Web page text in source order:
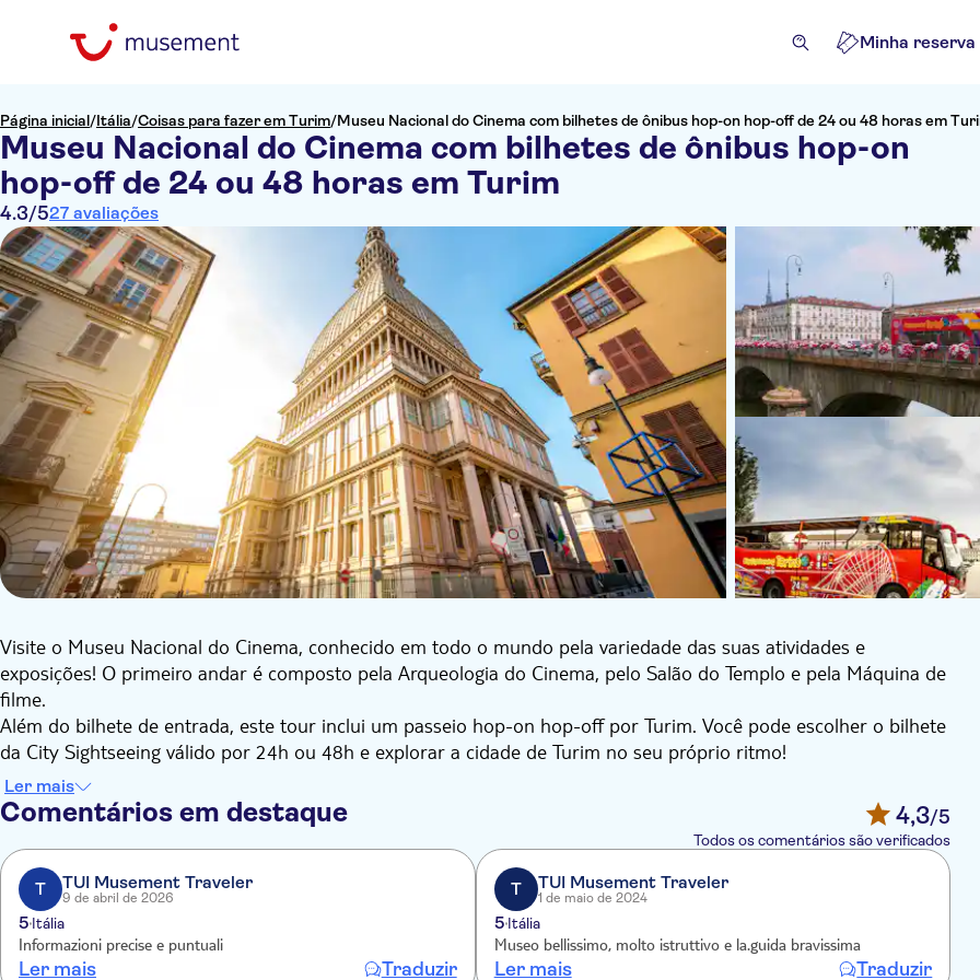
Minha reserva
Página inicial/Itália/Coisas para fazer em Turim/Museu Nacional do Cinema com bilhetes de ônibus hop-on hop-off de 24 ou 48 horas em
Museu Nacional do Cinema com bilhetes de ônibus hop-on
hop-off de 24 ou 48 horas em Turim
4.3/527 avaliações
Visite o Museu Nacional do Cinema, conhecido em todo o mundo pela variedade das suas atividades e
exposições! O primeiro andar é composto pela Arqueologia do Cinema, pelo Salão do Templo e pela Máquina de
filme.
Além do bilhete de entrada, este tour inclui um passeio hop-on hop-off por Turim. Você pode escolher o bilhete
da City Sightseeing válido por 24h ou 48h e explorar a cidade de Turim no seu próprio ritmo!
Ler mais
Comentários em destaque 4,3/5
Todos os comentários são verificados
T TUI Musement Traveler
9 de abril de 2026
5 Itália
Informazioni precise e puntuali
Ler mais Traduzir
T TUI Musement Traveler
1 de maio de 2024
5Itália
Museo bellissimo, molto istruttivo e la.guida bravissima
Ler mais Traduzir